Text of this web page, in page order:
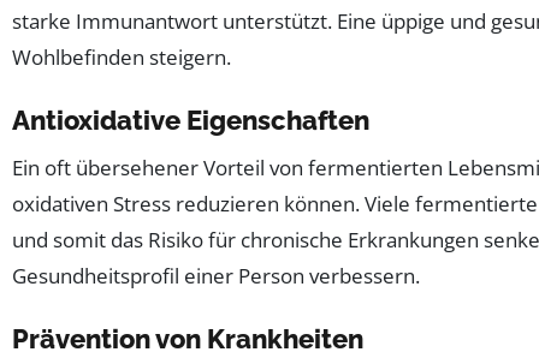
starke Immunantwort unterstützt. Eine üppige und
Wohlbefinden steigern.
Antioxidative Eigenschaften
Ein oft übersehener Vorteil von fermentierten
oxidativen Stress reduzieren können. Viele
und somit das Risiko für chronische Erkrankungen
Gesundheitsprofil einer Person verbessern.
Prävention von Krankheiten